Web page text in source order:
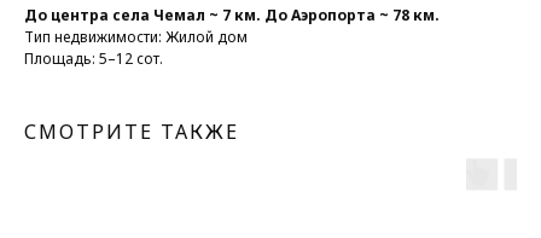
До центра села Чемал ~ 7 км. До Аэропорта ~ 78 км.
Тип недвижимости: Жилой дом
Площадь: 5–12 сот.
СМОТРИТЕ ТАКЖЕ